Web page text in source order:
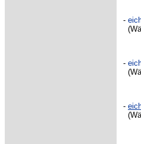
-
-
-